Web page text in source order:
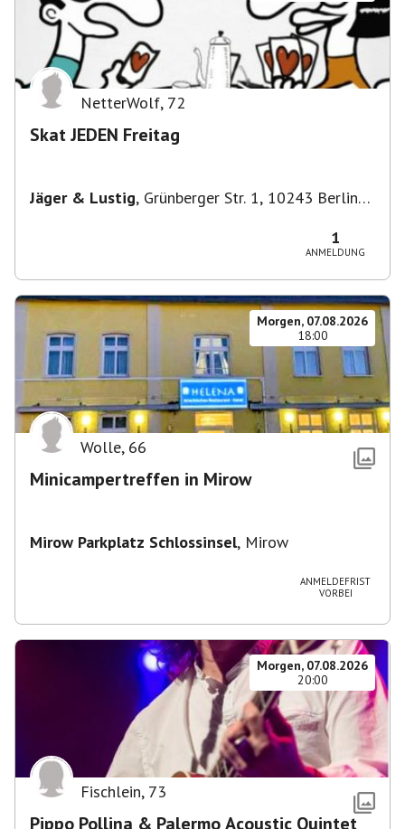
NetterWolf, 72
Skat JEDEN Freitag
Jäger & Lustig, Grünberger Str. 1, 10243 Berlin-
1
ANMELDUNG
Morgen, 07.08.2026
18:00
Wolle, 66
Minicampertreffen in Mirow
Mirow Parkplatz Schlossinsel, Mirow
ANMELDEFRIST
VORBEI
Morgen, 07.08.2026
20:00
Fischlein, 73
Pippo Pollina & Palermo Acoustic Quintet